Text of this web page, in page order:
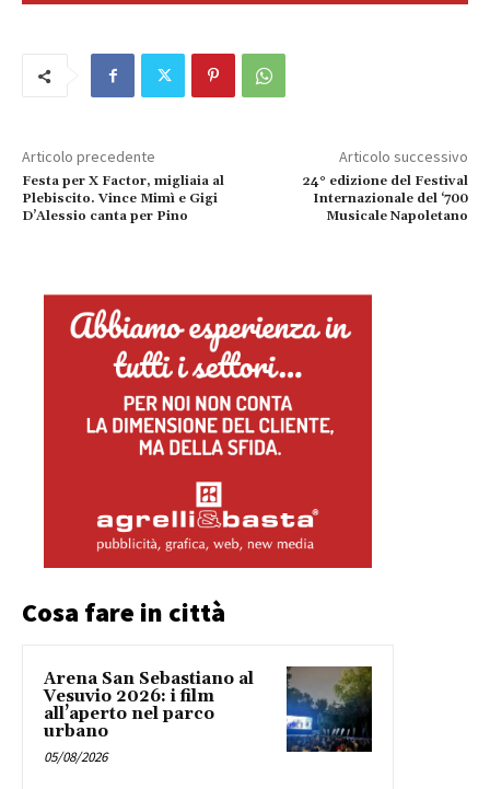
Articolo precedente
Festa per X Factor, migliaia al
Plebiscito. Vince Mimì e Gigi
D’Alessio canta per Pino
Articolo successivo
24° edizione del Festival
Internazionale del ‘700
Musicale Napoletano
Cosa fare in città
Arena San Sebastiano al
Vesuvio 2026: i film
all’aperto nel parco
urbano
05/08/2026